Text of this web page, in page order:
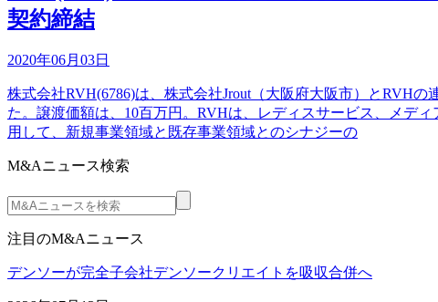
契約締結
2020年06月03日
株式会社RVH(6786)は、株式会社Jrout（大阪府大阪市）とRVH
た。譲渡価額は、10百万円。RVHは、レディスサービス、メデ
用して、新規事業領域と既存事業領域とのシナジーの
M&Aニュース検索
注目のM&Aニュース
デンソーが完全子会社デンソークリエイトを吸収合併へ